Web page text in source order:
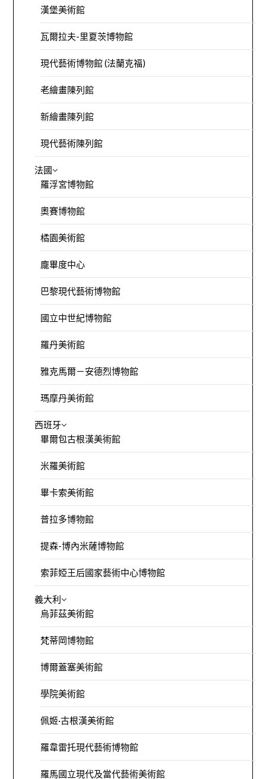
漢堡美術館
瓦爾拉夫-里夏茨博物館
現代藝術博物館 (法蘭克福)
老繪畫陳列館
新繪畫陳列館
現代藝術陳列館
法國
羅浮宮博物館
奧賽博物館
橘園美術館
龐畢度中心
巴黎現代藝術博物館
國立中世紀博物館
羅丹美術館
雅克馬爾－安德烈博物館
瑪摩丹美術館
西班牙
畢爾包古根漢美術館
米羅美術館
畢卡索美術館
普拉多博物館
提森-博內米薩博物館
索菲婭王后國家藝術中心博物館
義大利
烏菲茲美術館
梵蒂岡博物館
博爾蓋塞美術館
學院美術館
佩姬·古根漢美術館
羅韋雷托現代藝術博物館
羅馬國立現代及當代藝術美術館